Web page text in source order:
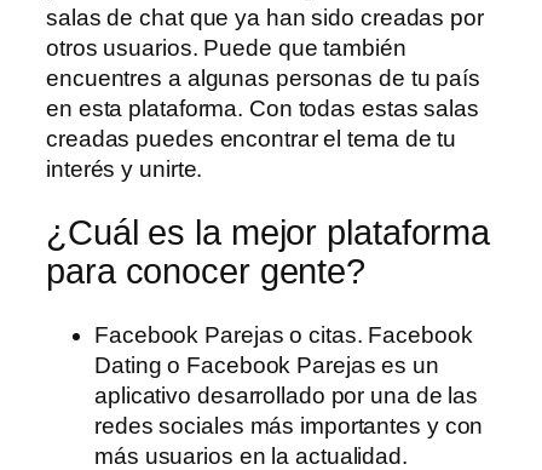
salas de chat que ya han sido creadas por
otros usuarios. Puede que también
encuentres a algunas personas de tu país
en esta plataforma. Con todas estas salas
creadas puedes encontrar el tema de tu
interés y unirte.
¿Cuál es la mejor plataforma
para conocer gente?
Facebook Parejas o citas. Facebook
Dating o Facebook Parejas es un
aplicativo desarrollado por una de las
redes sociales más importantes y con
más usuarios en la actualidad.